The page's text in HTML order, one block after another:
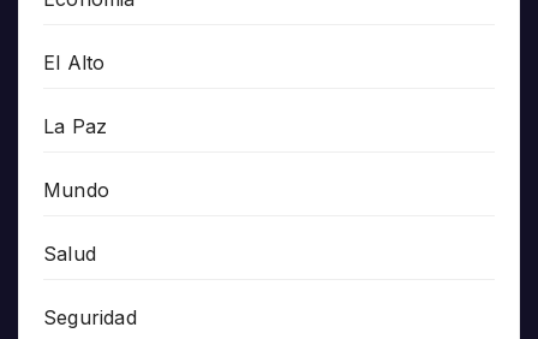
El Alto
La Paz
Mundo
Salud
Seguridad